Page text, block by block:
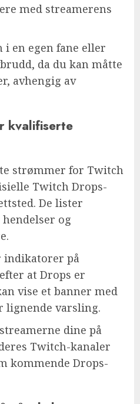
med streamerens
i en egen fane eller
da du kan måtte
avhengig av
kvalifiserte
strømmer for Twitch
Twitch Drops-
De lister
og
indikatorer på
at Drops er
vise et banner med
lignende varsling.
dine på
Twitch-kanaler
kommende Drops-